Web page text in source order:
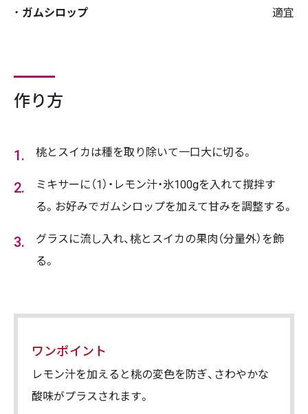
ガムシロップ
適宜
作り方
桃とスイカは種を取り除いて一口大に切る。
ミキサーに（1）・レモン汁・氷100gを入れて撹拌す
る。お好みでガムシロップを加えて甘みを調整する。
グラスに流し入れ、桃とスイカの果肉（分量外）を飾
る。
ワンポイント
レモン汁を加えると桃の変色を防ぎ、さわやかな
酸味がプラスされます。